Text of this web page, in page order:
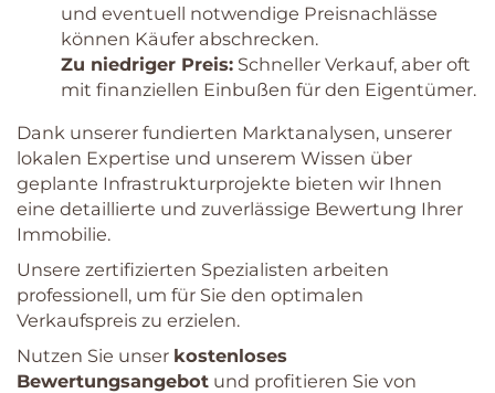
und eventuell notwendige Preisnachlässe
können Käufer abschrecken.
Zu niedriger Preis: Schneller Verkauf, aber oft
mit finanziellen Einbußen für den Eigentümer.
Dank unserer fundierten Marktanalysen, unserer
lokalen Expertise und unserem Wissen über
geplante Infrastrukturprojekte bieten wir Ihnen
eine detaillierte und zuverlässige Bewertung Ihrer
Immobilie.
Unsere zertifizierten Spezialisten arbeiten
professionell, um für Sie den optimalen
Verkaufspreis zu erzielen.
Nutzen Sie unser kostenloses
Bewertungsangebot und profitieren Sie von